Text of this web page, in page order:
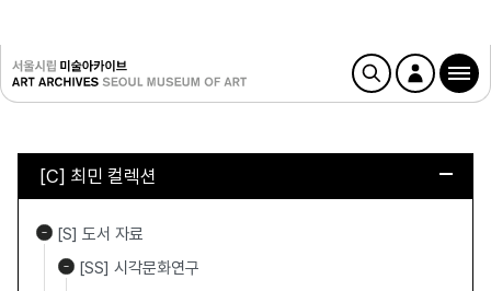
[C] 최민 컬렉션
[S] 도서 자료
[SS] 시각문화연구